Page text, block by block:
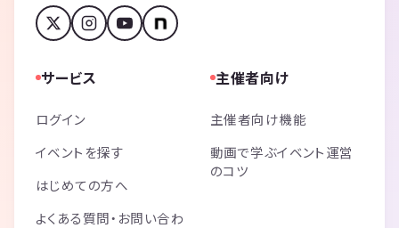
サービス
ログイン
イベントを探す
はじめての方へ
よくある質問・お問い合わ
主催者向け
主催者向け機能
動画で学ぶイベント運営
のコツ